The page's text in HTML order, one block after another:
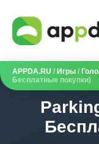
APPDA.RU / Игры /
Бесплатные покупки)